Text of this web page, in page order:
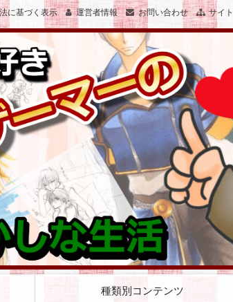
に基づく表示 運営者情報 お問い合わせ サイ
でゲーマーのおかしな
おかしな生活を絵と文で綴ります
種類別コンテンツ